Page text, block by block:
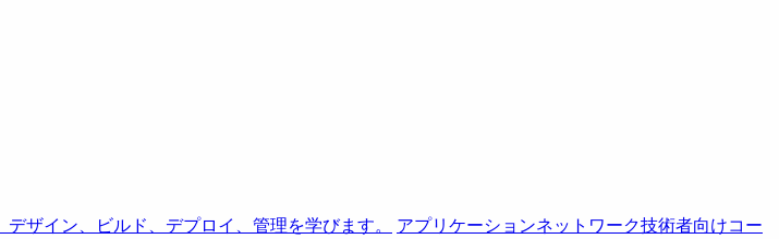
ザイン、ビルド、デプロイ、管理を学びます。 アプリケーションネットワーク技術者向けコー